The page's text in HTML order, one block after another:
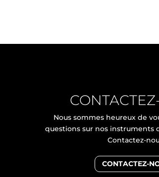
Nous sommes heureux de
questions sur nos instruments
Contactez-
CONTACTEZ-